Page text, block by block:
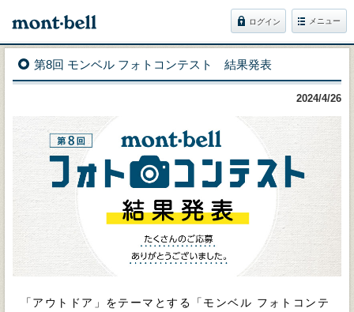
ログイン メニュー
第8回 モンベル フォトコンテスト 結果発表
2024/4/26
「アウトドア」をテーマとする「モンベル フォトコンテ